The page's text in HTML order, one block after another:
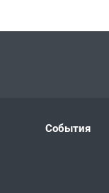
События